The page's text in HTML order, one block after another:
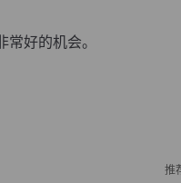
好的机会。
推